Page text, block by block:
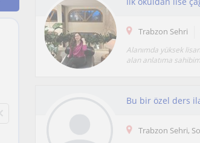
Trabzon Sehri
Alanımda yüksek
alan anlatıma
Bu bir özel ders
Trabzon Sehri,